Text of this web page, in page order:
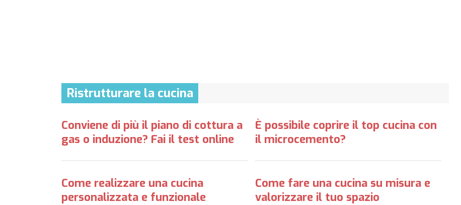
Ristrutturare la cucina
Conviene di più il piano di cottura a
gas o induzione? Fai il test online
È possibile coprire il top cucina con
il microcemento?
Come realizzare una cucina
personalizzata e funzionale
Come fare una cucina su misura e
valorizzare il tuo spazio